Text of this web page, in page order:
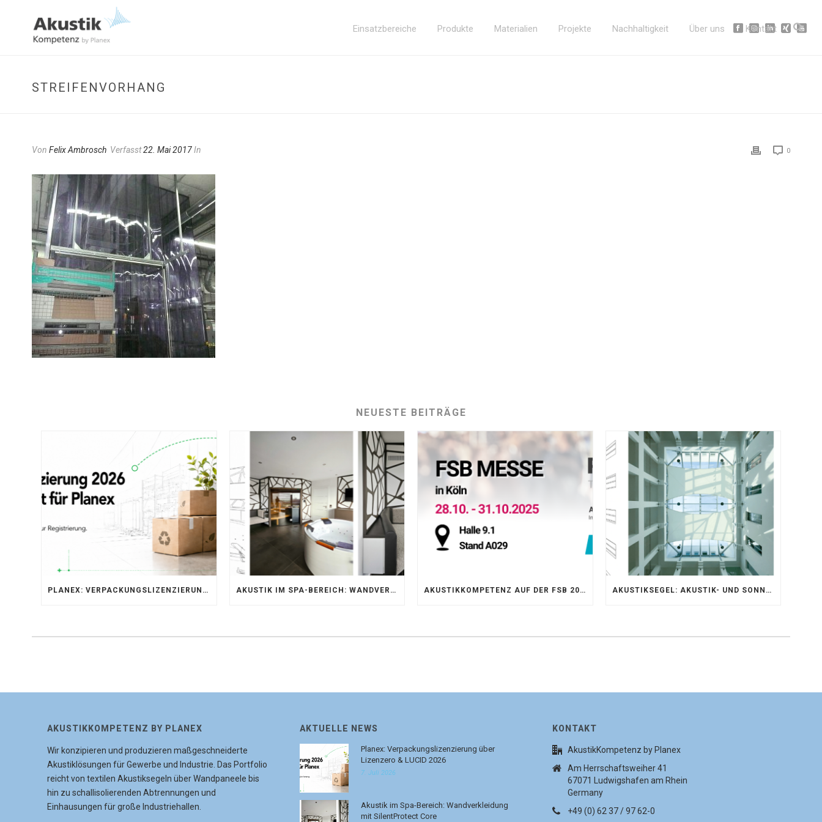
Einsatzbereiche Produkte Materialien Projekte Nachhaltigkeit Über uns Kontakt
STREIFENVORHANG
Von Felix Ambrosch Verfasst22. Mai 2017In 0
NEUESTE BEITRÄGE
PLANEX: VERPACKUNGSLIZENZIERUNG ÜBER LIZENZERO & LUCID 2026 AKUSTIK IM SPA-BEREICH: WANDVERKLEIDUNG MIT SILENTPROTECT CORE AKUSTIKKOMPETENZ AUF DER FSB 2025 – AKUSTIKELEMENTE FÜR DIE LEBENSRÄUME VON MORGEN AKUSTIKSEGEL: AKUSTIK- UND SONNENSCHUTZOPTIMIERUNG IM ATRIUM DER UNIVERSITÄT BONN
AKUSTIKKOMPETENZ BY PLANEX
Wir konzipieren und produzieren maßgeschneiderte
Akustiklösungen für Gewerbe und Industrie. Das Portfolio
reicht von textilen Akustiksegeln über Wandpaneele bis
hin zu schallisolierenden Abtrennungen und
Einhausungen für große Industriehallen.
AKTUELLE NEWS
Planex: Verpackungslizenzierung über
Lizenzero & LUCID 2026
7. Juli 2026
Akustik im Spa-Bereich: Wandverkleidung
mit SilentProtect Core
KONTAKT
AkustikKompetenz by Planex
Am Herrschaftsweiher 41
67071 Ludwigshafen am Rhein
Germany
+49 (0) 62 37 / 97 62-0